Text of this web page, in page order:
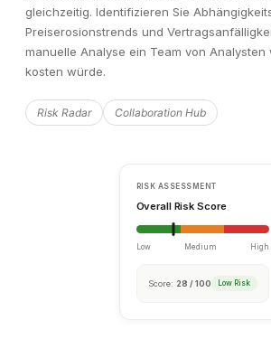
EBITDA Margin
Employee Retention
gleichzeitig. Identifizieren Sie
Preiserosionstrends und
manuelle Analyse ein Team von Analysten
kosten würde.
Risk Radar Collaboration Hub